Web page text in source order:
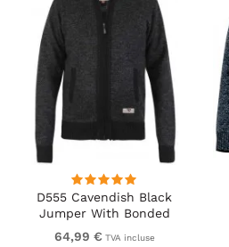
D555 Cavendish Black
Jumper With Bonded
Fleece Lining And Pocket
64,99 € TVA incluse